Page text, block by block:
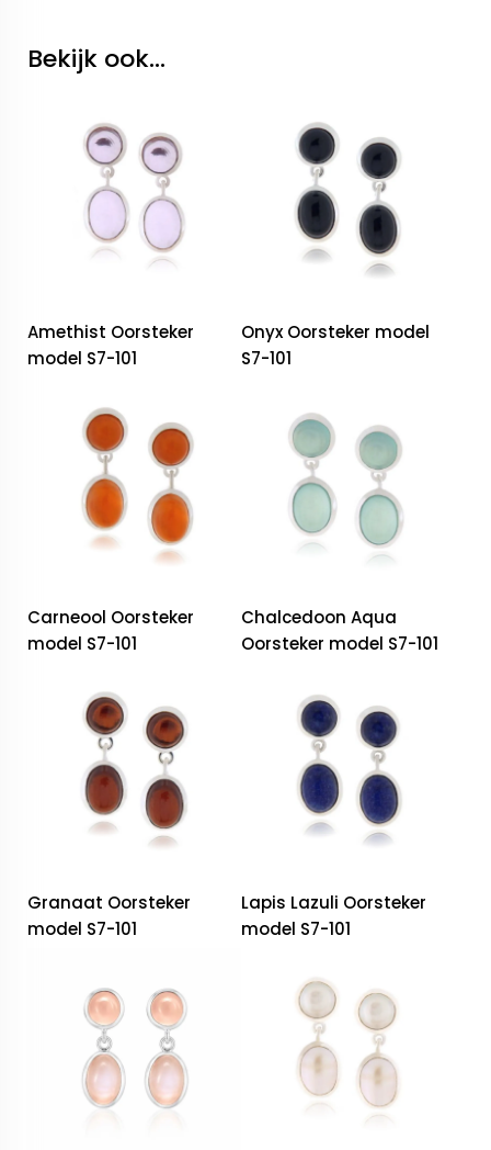
Bekijk ook...
Amethist Oorsteker
model S7-101
Onyx Oorsteker model
S7-101
Carneool Oorsteker
model S7-101
Chalcedoon Aqua
Oorsteker model S7-101
Granaat Oorsteker
model S7-101
Lapis Lazuli Oorsteker
model S7-101